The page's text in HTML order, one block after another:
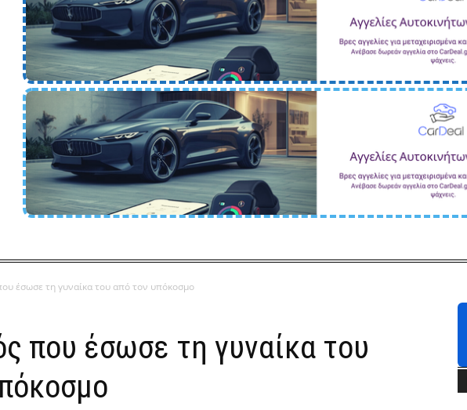
έσωσε τη γυναίκα του από τον υπόκοσμο
που έσωσε τη γυναίκα του